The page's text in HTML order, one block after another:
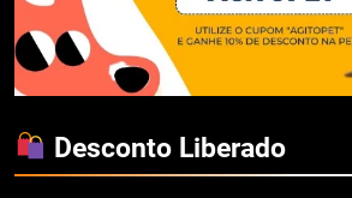
Desconto Liberado